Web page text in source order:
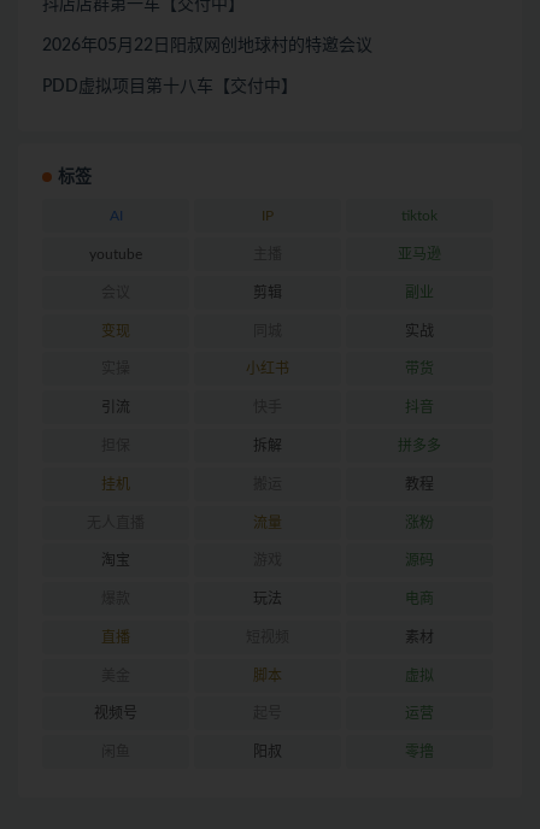
抖店店群第一车【交付中】
2026年05月22日阳叔网创地球村的特邀会议
PDD虚拟项目第十八车【交付中】
标签
AI IP tiktok
youtube 亚马逊
剪辑 副业
变现 实战
小红书 带货
引流 抖音
拆解 拼多多
挂机 教程
流量 涨粉
淘宝 源码
玩法 电商
直播 素材
脚本 虚拟
视频号 运营
阳叔 零撸